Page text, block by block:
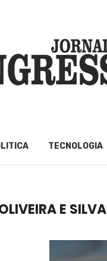
TECNOLOGIA
E SILVA